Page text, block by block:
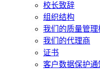
校长致辞
组织结构
我们的质量管理
我们的代理商
证书
客户数据保护通